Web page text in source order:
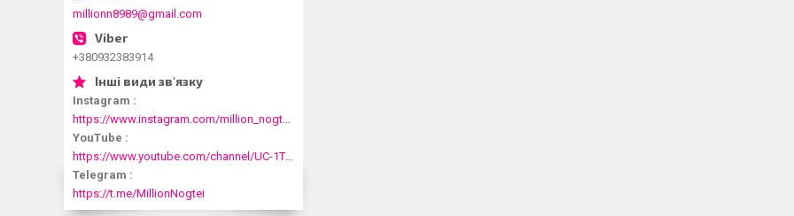
millionn8989@gmail.com
+380932383914
Instagram
YouTube
Telegram
https://t.me/MillionNogtei